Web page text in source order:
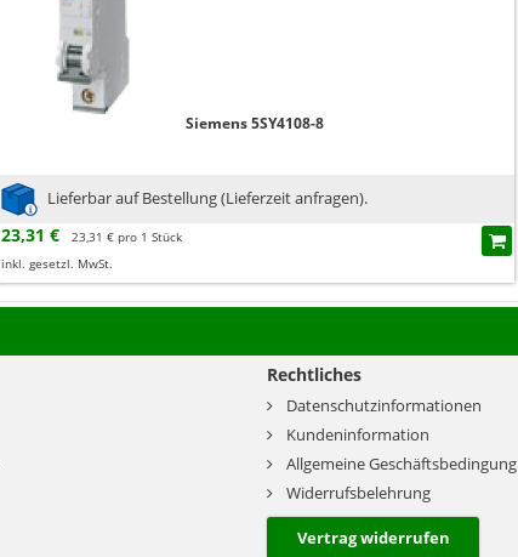
Siemens 5SY4108-8
Lieferbar auf Bestellung (Lieferzeit anfragen).
23,31 €
23,31 € pro 1 Stück
inkl. gesetzl. MwSt.
Rechtliches
Datenschutzinformationen
Kundeninformation
Allgemeine Geschäftsbedingung
Widerrufsbelehrung
Vertrag widerrufen